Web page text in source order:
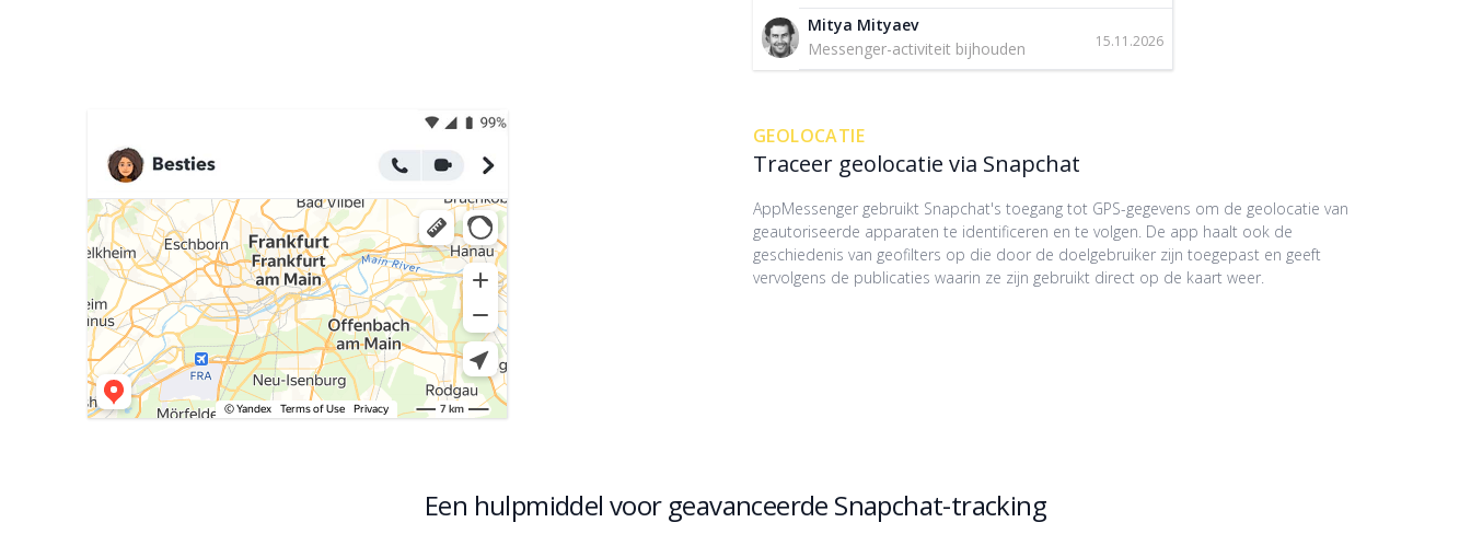
Mitya Mityaev
15.11.2026
Messenger-activiteit bijhouden
GEOLOCATIE
Traceer geolocatie via Snapchat
AppMessenger gebruikt Snapchat's toegang tot GPS-gegevens om de geolocatie van
geautoriseerde apparaten te identificeren en te volgen. De app haalt ook de
geschiedenis van geofilters op die door de doelgebruiker zijn toegepast en geeft
vervolgens de publicaties waarin ze zijn gebruikt direct op de kaart weer.
Een hulpmiddel voor geavanceerde Snapchat-tracking